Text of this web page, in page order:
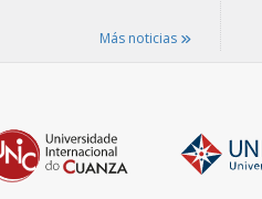
Más noticias